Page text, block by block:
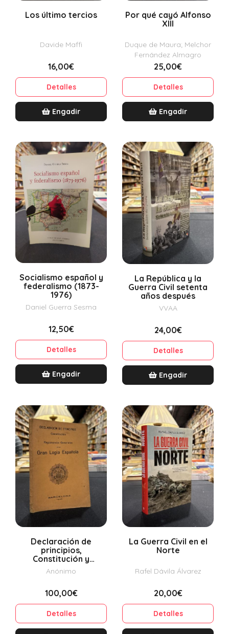
Los último tercios
Davide Maffi
16,00€
Detalles
Engadir
Por qué cayó Alfonso
XIII
Duque de Maura; Melchor
Fernández Almagro
25,00€
Detalles
Engadir
Socialismo español y
federalismo (1873-
1976)
Daniel Guerra Sesma
12,50€
Detalles
Engadir
La República y la
Guerra Civil setenta
años después
VVAA
24,00€
Detalles
Engadir
Declaración de
principios,
Constitución y
Reglamentos
Generales de la Gran
sello...
Anónimo
100,00€
Detalles
La Guerra Civil en el
Norte
Rafel Dávila Álvarez
20,00€
Detalles